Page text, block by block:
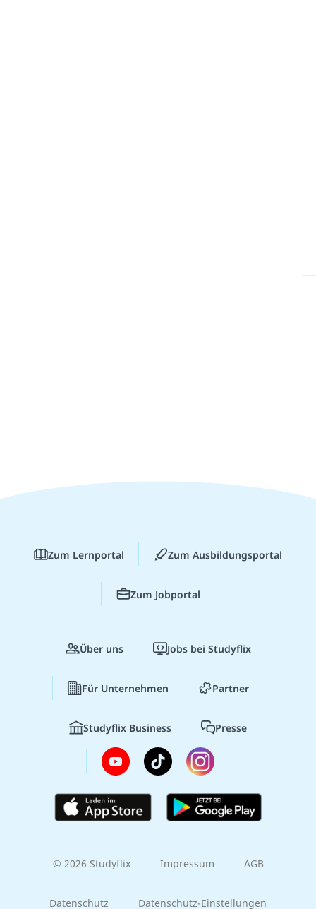
Zum Lernportal Zum Ausbildungsportal
Zum Jobportal
Über uns Jobs bei Studyflix
Für Unternehmen Partner
Studyflix Business Presse
© 2026 Studyflix Impressum AGB
Datenschutz Datenschutz-Einstellungen